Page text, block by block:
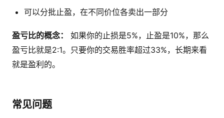
可以分批止盈，在不同价位各卖出一部分
盈亏比的概念：
如果你的止损是5%，止盈是10%，那么
盈亏比就是2:1。只要你的交易胜率超过33%，长期来看
就是盈利的。
常见问题